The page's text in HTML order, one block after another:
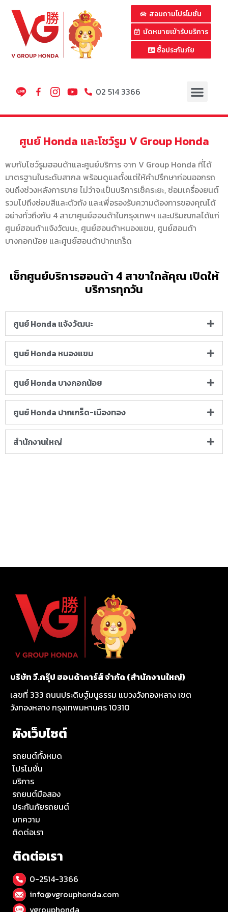
สอบถามโปรโมชั่น
นัดหมายเข้ารับบริการ
ซื้อประกันภัย
02 514 3366
ศูนย์ Honda และโชว์รูม V Group Honda
พบกับโชว์รูมฮอนด้าและศูนย์บริการ จาก V Group Honda ที่ได้
มาตรฐานในระดับสากล พร้อมดูแลตั้งแต่ให้คำปรึกษาก่อนออกรถ
จนถึงช่วงหลังการขาย ไม่ว่าจะเป็นบริการเช็คระยะ, ซ่อมเครื่องยนต์
รวมไปถึงซ่อมสีและตัวถัง และเพื่อรองรับความต้องการของคุณได้
อย่างทั่วถึงกับ 4 สาขาศูนย์ฮอนด้าในกรุงเทพฯ และปริมณฑลได้แก่
ศูนย์ฮอนด้าแจ้งวัฒนะ, ศูนย์ฮอนด้าหนองแขม, ศูนย์ฮอนด้า
บางกอกน้อย และศูนย์ฮอนด้าปากเกร็ด
เช็กศูนย์บริการฮอนด้า 4 สาขาใกล้คุณ เปิดให้
บริการทุกวัน
ศูนย์ Honda แจ้งวัฒนะ
ศูนย์ Honda หนองแขม
ศูนย์ Honda บางกอกน้อย
ศูนย์ Honda ปากเกร็ด-เมืองทอง
สำนักงานใหญ่
บริษัท วี.กรุ๊ป ฮอนด้าคาร์ส์ จำกัด (สำนักงานใหญ่)
เลขที่ 333 ถนนประดิษฐ์มนูธรรม แขวงวังทองหลาง เขต
วังทองหลาง กรุงเทพมหานคร 10310
ผังเว็บไซต์
รถยนต์ทั้งหมด
โปรโมชั่น
บริการ
รถยนต์มือสอง
ประกันภัยรถยนต์
บทความ
ติดต่อเรา
ติดต่อเรา
0-2514-3366
info@vgrouphonda.com
vgrouphonda